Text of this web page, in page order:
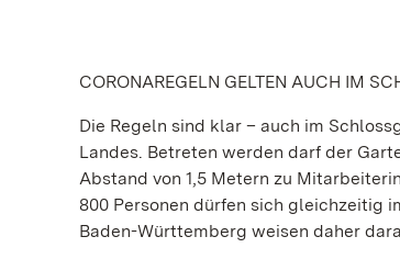
CORONAREGELN GELTEN AUCH IM
Die Regeln sind klar – auch im
Landes. Betreten werden darf der
Abstand von 1,5 Metern zu
800 Personen dürfen sich gleichzeitig
Baden-Württemberg weisen daher